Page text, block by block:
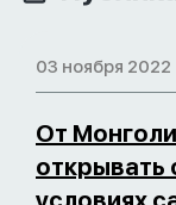
03 ноября 2022
От
открывать